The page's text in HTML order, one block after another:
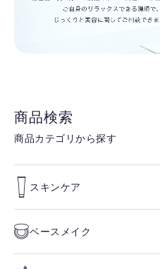
商品検索
商品カテゴリから探す
スキンケア
ベースメイク